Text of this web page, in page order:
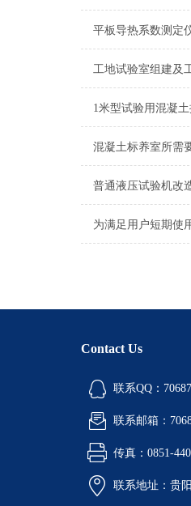
1米型试验用混凝
混凝土标养室所需
Contact Us
联系QQ：
联系邮箱：
传真：0851-
联系地址：贵